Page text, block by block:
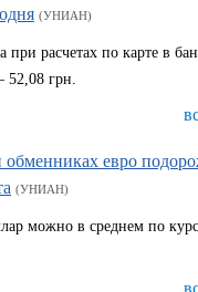
(УНИАН)
при расчетах по карте в
52,08 грн.
обменниках евро
(УНИАН)
можно в среднем по